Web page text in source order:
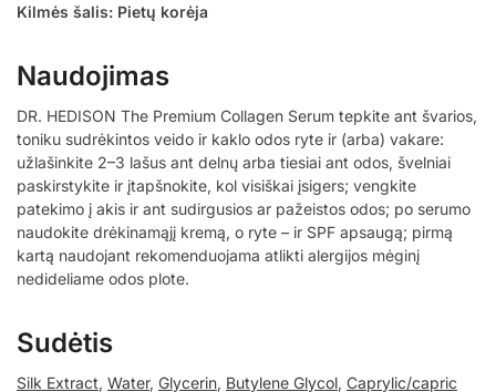
Kilmės šalis: Pietų korėja
Naudojimas
DR. HEDISON The Premium Collagen Serum tepkite ant švarios,
toniku sudrėkintos veido ir kaklo odos ryte ir (arba) vakare:
užlašinkite 2–3 lašus ant delnų arba tiesiai ant odos, švelniai
paskirstykite ir įtapšnokite, kol visiškai įsigers; vengkite
patekimo į akis ir ant sudirgusios ar pažeistos odos; po serumo
naudokite drėkinamąjį kremą, o ryte – ir SPF apsaugą; pirmą
kartą naudojant rekomenduojama atlikti alergijos mėginį
nedideliame odos plote.
Sudėtis
Silk Extract, Water, Glycerin, Butylene Glycol, Caprylic/capric